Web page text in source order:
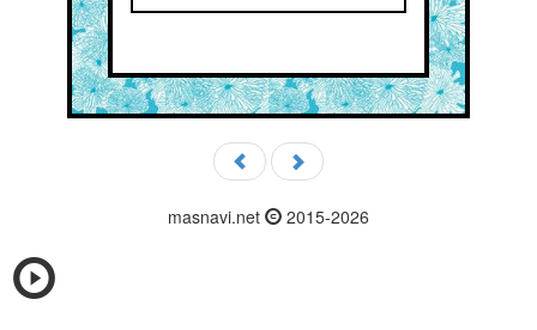
masnavi.net 2015-2026